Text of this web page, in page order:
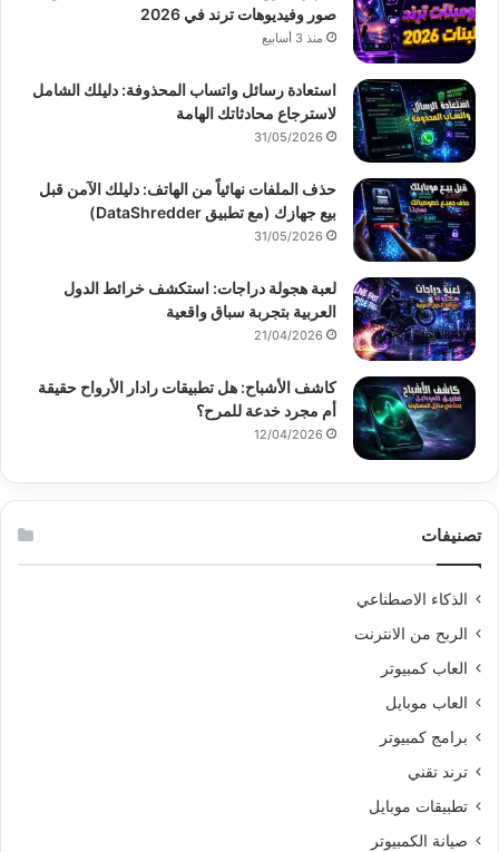
صور وفيديوهات ترند في 2026
منذ 3 أسابيع
استعادة رسائل واتساب المحذوفة: دليلك الشامل
لاسترجاع محادثاتك الهامة
31/05/2026
حذف الملفات نهائياً من الهاتف: دليلك الآمن قبل
بيع جهازك (مع تطبيق DataShredder)
31/05/2026
لعبة هجولة دراجات: استكشف خرائط الدول
العربية بتجربة سباق واقعية
21/04/2026
كاشف الأشباح: هل تطبيقات رادار الأرواح حقيقة
أم مجرد خدعة للمرح؟
12/04/2026
تصنيفات
الذكاء الاصطناعي
الربح من الانترنت
العاب كمبيوتر
العاب موبايل
برامج كمبيوتر
ترند تقني
تطبيقات موبايل
صيانة الكمبيوتر